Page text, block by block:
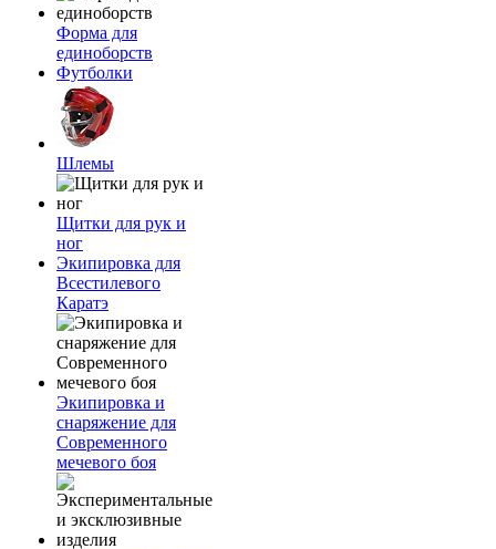
Форма для
единоборств
Футболки
Шлемы
Щитки для рук и
ног
Экипировка для
Всестилевого
Каратэ
Экипировка и
снаряжение для
Современного
мечевого боя